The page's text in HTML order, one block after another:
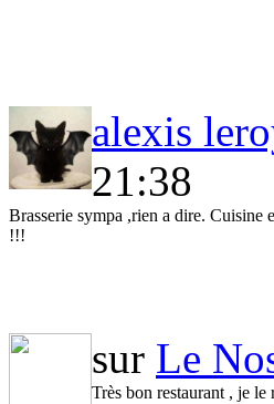
alexis
21:38
Brasserie sympa ,rien a dire.
!!!
sur Le
Très bon restaurant , je le